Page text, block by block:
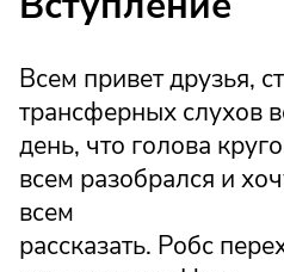
Всем привет друзья,
трансферных слухов
день, что голова
всем разобрался и
всем
рассказать. Робс